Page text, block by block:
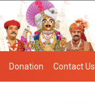
Donation Contact Us